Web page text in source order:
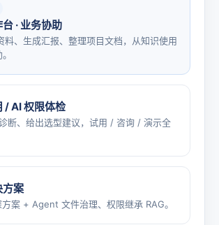
· 业务协助
料、生成汇报、整理项目文档，从知识使用
/ AI 权限体检
断、给出选型建议，试用 / 咨询 / 演示全
方案
案 + Agent 文件治理、权限继承 RAG。